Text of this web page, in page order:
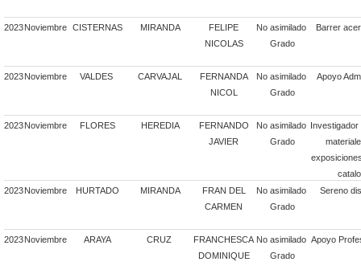
2023Noviembre CISTERNAS MIRANDA
FELIPE
NICOLAS
No asimilado
Grado
Barrer
2023Noviembre VALDES CARVAJAL
FERNANDA
NICOL
No asimilado
Grado
Apoyo
2023Noviembre FLORES HEREDIA
FERNANDO
JAVIER
No asimilado
Grado
2023Noviembre HURTADO MIRANDA
FRAN DEL
CARMEN
No asimilado
Grado
Sereno
2023Noviembre ARAYA CRUZ
FRANCHESCA
DOMINIQUE
No asimilado
Grado
Apoyo